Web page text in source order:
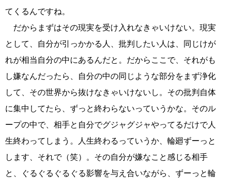
てくるんですね。
だからまずはその現実を受け入れなきゃいけない。現実
として、自分が引っかかる人、批判したい人は、同じけが
れが相当自分の中にあるんだと。だからここで、それがも
し嫌なんだったら、自分の中の同じような部分をまず浄化
して、その世界から抜けなきゃいけないし。その批判自体
に集中してたら、ずっと終わらないっていうかな。そのル
ープの中で、相手と自分でグジャグジャやってるだけで人
生終わってしまう。人生終わるっていうか、輪廻ずーっと
します、それで（笑）。その自分が嫌なこと感じる相手
と、ぐるぐるぐるぐる影響を与え合いながら、ずーっと輪